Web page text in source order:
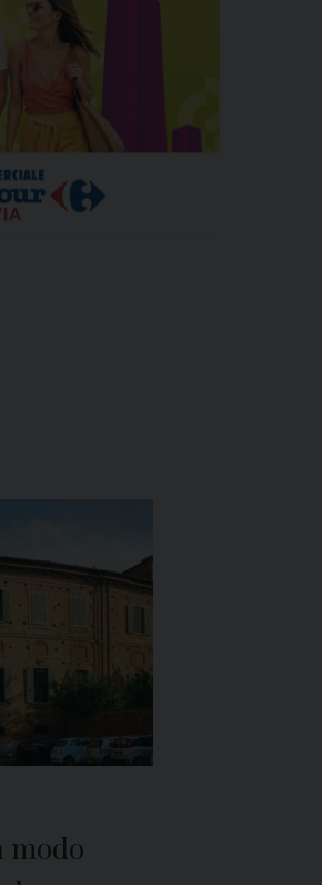
modo